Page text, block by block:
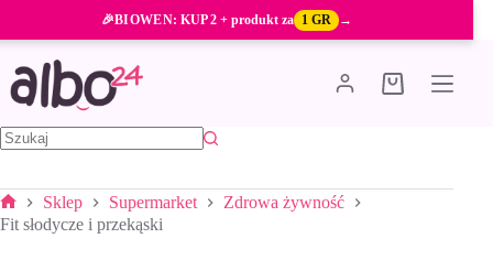
treści
🎉BIOWEN: KUP 2 + produkt za 1 GR →
Koszyk
Strona
Sklep Supermarket
Zdrowa żywność
Fit słodycze i przekąski